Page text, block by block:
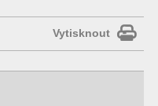
Vytisknout